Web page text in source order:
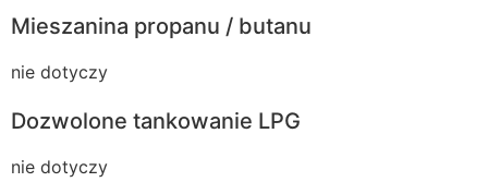
Mieszanina propanu / butanu
nie dotyczy
Dozwolone tankowanie LPG
nie dotyczy